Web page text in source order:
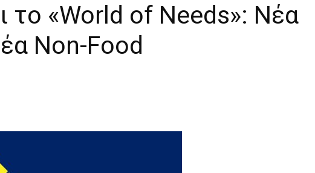
το «World of Needs»: Νέα
Non-Food